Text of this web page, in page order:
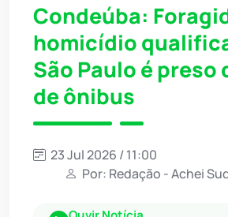
Condeúba:
homicídio
São Paulo é preso
de ônibus
23 Jul 2026 / 11:00
Por: Redação - Achei